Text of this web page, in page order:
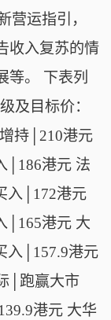
营运指引，
收入复苏的情
等。 下表列
及目标价：
持│210港元
│186港元 法
入│172港元
│165港元 大
入│157.9港元
│跑赢大市
港元 大华